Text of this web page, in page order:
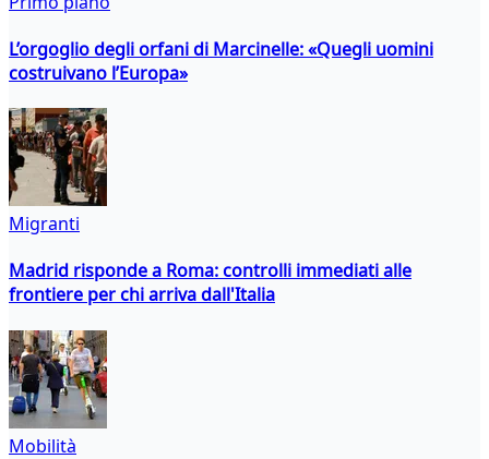
L’orgoglio degli orfani di Marcinelle: «Quegli uomini
costruivano l’Europa»
Migranti
Madrid risponde a Roma: controlli immediati alle
frontiere per chi arriva dall'Italia
Mobilità